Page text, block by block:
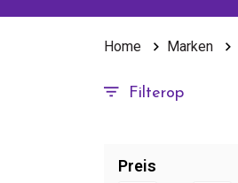
Home Marken
Filterop
Preis